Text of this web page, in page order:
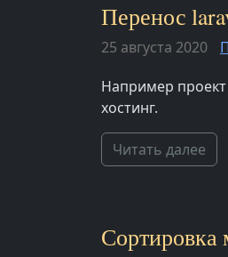
Перенос
25 августа 2020
Например проект
хостинг.
Читать далее
Сортировка